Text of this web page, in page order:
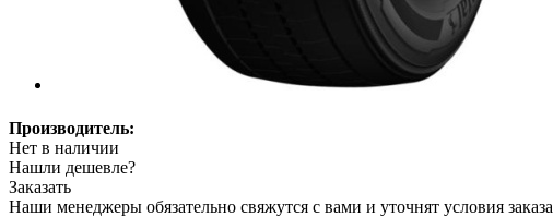
Производитель:
Нет в наличии
Нашли дешевле?
Заказать
Наши менеджеры обязательно свяжутся с вами и уточнят условия заказа